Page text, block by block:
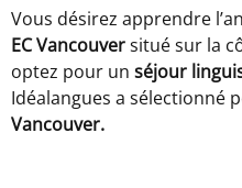
Vous désirez apprendre
EC Vancouversitué sur la
optez pour un séjour
Idéalangues a sélectionné
Vancouver.